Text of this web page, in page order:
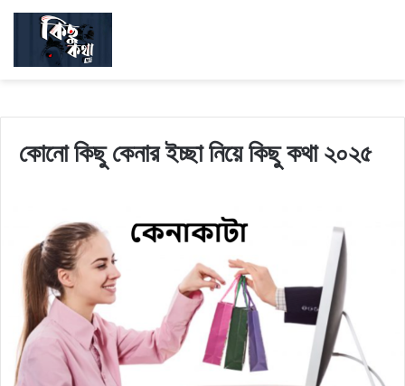
কোনো কিছু কেনার ইচ্ছা নিয়ে কিছু কথা ২০২৫